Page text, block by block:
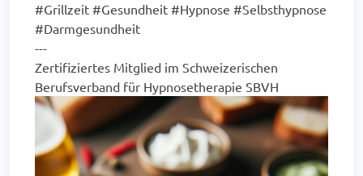
#Grillzeit #Gesundheit #Hypnose #Selbsthypnose
#Darmgesundheit
---
Zertifiziertes Mitglied im Schweizerischen
Berufsverband für Hypnosetherapie SBVH